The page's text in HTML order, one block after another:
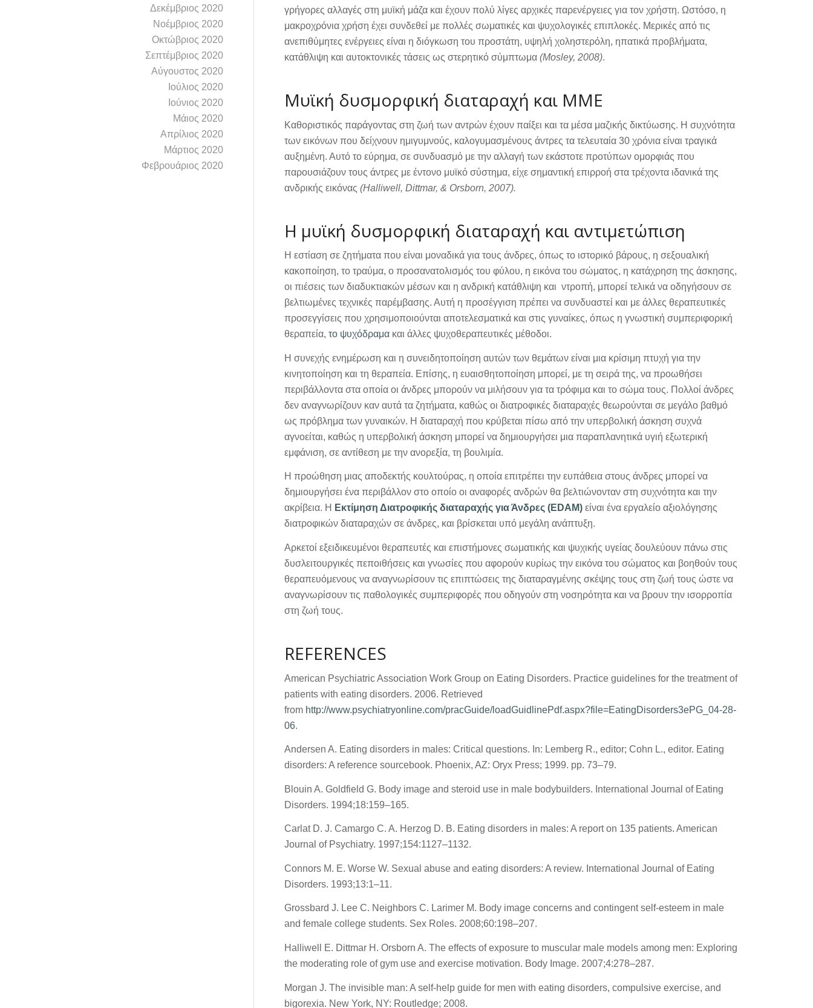
γρήγορες αλλαγές στη μυϊκή μάζα και έχουν πολύ λίγες αρχικές παρενέργειες για τον χρήστη. Ωστόσο, η
μακροχρόνια χρήση έχει συνδεθεί με πολλές σωματικές και ψυχολογικές επιπλοκές. Μερικές από τις
ανεπιθύμητες ενέργειες είναι η διόγκωση του προστάτη, υψηλή χοληστερόλη, ηπατικά προβλήματα,
κατάθλιψη και αυτοκτονικές τάσεις ως στερητικό σύμπτωμα (Mosley, 2008).
Μυϊκή δυσμορφική διαταραχή και ΜΜΕ
Καθοριστικός παράγοντας στη ζωή των αντρών έχουν παίξει και τα μέσα μαζικής δικτύωσης. Η συχνότητα
των εικόνων που δείχνουν ημιγυμνούς, καλογυμασμένους άντρες τα τελευταία 30 χρόνια είναι τραγικά
αυξημένη. Αυτό το εύρημα, σε συνδυασμό με την αλλαγή των εκάστοτε προτύπων ομορφιάς που
παρουσιάζουν τους άντρες με έντονο μυϊκό σύστημα, είχε σημαντική επιρροή στα τρέχοντα ιδανικά της
ανδρικής εικόνας (Halliwell, Dittmar, & Orsborn, 2007).
Η μυϊκή δυσμορφική διαταραχή και αντιμετώπιση
Η εστίαση σε ζητήματα που είναι μοναδικά για τους άνδρες, όπως το ιστορικό βάρους, η σεξουαλική
κακοποίηση, το τραύμα, ο προσανατολισμός του φύλου, η εικόνα του σώματος, η κατάχρηση της άσκησης,
οι πιέσεις των διαδυκτιακών μέσων και η ανδρική κατάθλιψη και ντροπή, μπορεί τελικά να οδηγήσουν σε
βελτιωμένες τεχνικές παρέμβασης. Αυτή η προσέγγιση πρέπει να συνδυαστεί και με άλλες θεραπευτικές
προσεγγίσεις που χρησιμοποιούνται αποτελεσματικά και στις γυναίκες, όπως η γνωστική συμπεριφορική
θεραπεία, το ψυχόδραμακαι άλλες ψυχοθεραπευτικές μέθοδοι.
Η συνεχής ενημέρωση και η συνειδητοποίηση αυτών των θεμάτων είναι μια κρίσιμη πτυχή για την
κινητοποίηση και τη θεραπεία. Επίσης, η ευαισθητοποίηση μπορεί, με τη σειρά της, να προωθήσει
περιβάλλοντα στα οποία οι άνδρες μπορούν να μιλήσουν για τα τρόφιμα και το σώμα τους. Πολλοί άνδρες
δεν αναγνωρίζουν καν αυτά τα ζητήματα, καθώς οι διατροφικές διαταραχές θεωρούνται σε μεγάλο βαθμό
ως πρόβλημα των γυναικών. Η διαταραχή που κρύβεται πίσω από την υπερβολική άσκηση συχνά
αγνοείται, καθώς η υπερβολική άσκηση μπορεί να δημιουργήσει μια παραπλανητικά υγιή εξωτερική
εμφάνιση, σε αντίθεση με την ανορεξία, τη βουλιμία.
Η προώθηση μιας αποδεκτής κουλτούρας, η οποία επιτρέπει την ευπάθεια στους άνδρες μπορεί να
δημιουργήσει ένα περιβάλλον στο οποίο οι αναφορές ανδρών θα βελτιώνονταν στη συχνότητα και την
ακρίβεια. Η Εκτίμηση Διατροφικής διαταραχής για Άνδρες (EDAM)είναι ένα εργαλείο αξιολόγησης
διατροφικών διαταραχών σε άνδρες, και βρίσκεται υπό μεγάλη ανάπτυξη.
Αρκετοί εξειδικευμένοι θεραπευτές και επιστήμονες σωματικής και ψυχικής υγείας δουλεύουν πάνω στις
δυσλειτουργικές πεποιθήσεις και γνωσίες που αφορούν κυρίως την εικόνα του σώματος και βοηθούν τους
θεραπευόμενους να αναγνωρίσουν τις επιπτώσεις της διαταραγμένης σκέψης τους στη ζωή τους ώστε να
αναγνωρίσουν τις παθολογικές συμπεριφορές που οδηγούν στη νοσηρότητα και να βρουν την ισορροπία
στη ζωή τους.
REFERENCES
American Psychiatric Association Work Group on Eating Disorders. Practice guidelines for the treatment of
patients with eating disorders. 2006. Retrieved
from http://www.psychiatryonline.com/pracGuide/loadGuidlinePdf.aspx?file=EatingDisorders3ePG_04-28-
06.
Andersen A. Eating disorders in males: Critical questions. In: Lemberg R., editor; Cohn L., editor. Eating
disorders: A reference sourcebook. Phoenix, AZ: Oryx Press; 1999. pp. 73–79.
Blouin A. Goldfield G. Body image and steroid use in male bodybuilders. International Journal of Eating
Disorders. 1994;18:159–165.
Carlat D. J. Camargo C. A. Herzog D. B. Eating disorders in males: A report on 135 patients. American
Journal of Psychiatry. 1997;154:1127–1132.
Connors M. E. Worse W. Sexual abuse and eating disorders: A review. International Journal of Eating
Disorders. 1993;13:1–11.
Grossbard J. Lee C. Neighbors C. Larimer M. Body image concerns and contingent self-esteem in male
and female college students. Sex Roles. 2008;60:198–207.
Halliwell E. Dittmar H. Orsborn A. The effects of exposure to muscular male models among men: Exploring
the moderating role of gym use and exercise motivation. Body Image. 2007;4:278–287.
Morgan J. The invisible man: A self-help guide for men with eating disorders, compulsive exercise, and
bigorexia. New York, NY: Routledge; 2008.
Δεκέμβριος 2020
Νοέμβριος 2020
Οκτώβριος 2020
Σεπτέμβριος 2020
Αύγουστος 2020
Ιούλιος 2020
Ιούνιος 2020
Μάιος 2020
Απρίλιος 2020
Μάρτιος 2020
Φεβρουάριος 2020